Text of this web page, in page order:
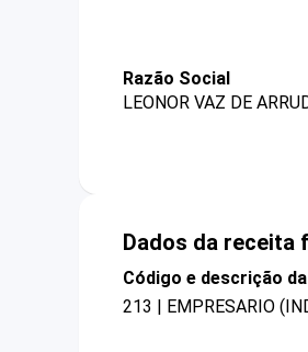
Razão Social
LEONOR VAZ DE
Dados da receita
Código e descrição
213 | EMPRESARIO